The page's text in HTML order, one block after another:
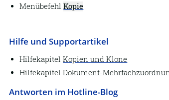
MenübefehlKopie
Hilfe und Supportartikel
HilfekapitelKopien und Klone
HilfekapitelDokument-
Antworten im Hotline-Blog